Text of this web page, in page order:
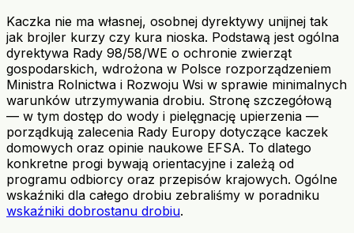
Kaczka nie ma własnej, osobnej dyrektywy unijnej tak
jak brojler kurzy czy kura nioska. Podstawą jest ogólna
dyrektywa Rady 98/58/WE o ochronie zwierząt
gospodarskich, wdrożona w Polsce rozporządzeniem
Ministra Rolnictwa i Rozwoju Wsi w sprawie minimalnych
warunków utrzymywania drobiu. Stronę szczegółową
— w tym dostęp do wody i pielęgnację upierzenia —
porządkują zalecenia Rady Europy dotyczące kaczek
domowych oraz opinie naukowe EFSA. To dlatego
konkretne progi bywają orientacyjne i zależą od
programu odbiorcy oraz przepisów krajowych. Ogólne
wskaźniki dla całego drobiu zebraliśmy w poradniku
wskaźniki dobrostanu drobiu.